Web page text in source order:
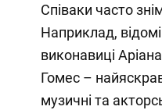
Співаки часто
Наприклад,
виконавиці
Гомес –
музичні та